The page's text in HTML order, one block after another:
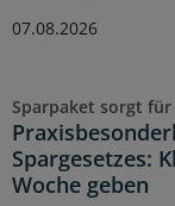
07.08.2026
Sparpaket sorgt
Spargesetzes:
Woche geben